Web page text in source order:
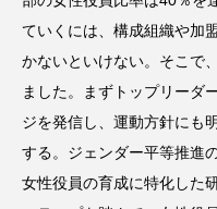
ていくには、構成組織や加
かないといけない。そこで
ました。まずトップリーダ
ジを発信し、運動方針にも
する。ジェンダー平等推進
女性役員の育成に特化した